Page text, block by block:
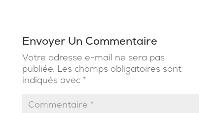
Envoyer Un Commentaire
Votre adresse e-mail ne sera pas
publiée. Les champs obligatoires sont
indiqués avec *